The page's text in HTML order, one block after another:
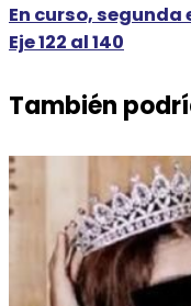
En curso,
Eje 122 al 140
También